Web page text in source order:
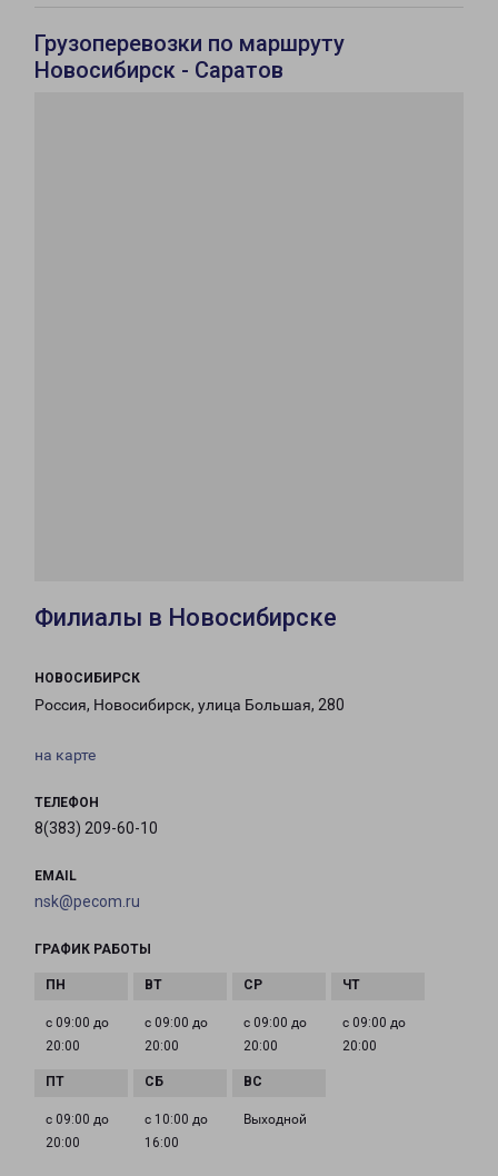
Грузоперевозки по маршруту
Новосибирск - Саратов
Филиалы в Новосибирске
НОВОСИБИРСК
Россия, Новосибирск, улица Большая, 280
на карте
ТЕЛЕФОН
8(383) 209-60-10
EMAIL
nsk@pecom.ru
ГРАФИК РАБОТЫ
с 09:00 до
20:00
с 09:00 до
20:00
с 09:00 до
20:00
с 09:00 до
20:00
с 09:00 до
20:00
с 10:00 до
16:00
Выходной